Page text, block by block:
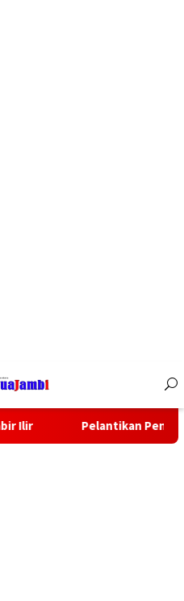
Pengurus Mabiran dan